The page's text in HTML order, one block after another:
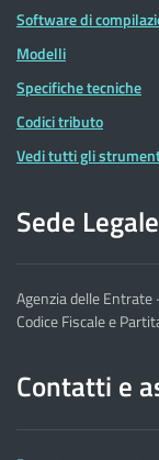
Software di
Modelli
Specifiche tecniche
Codici tributo
Vedi tutti gli
Sede Legale
Agenzia delle
Codice Fiscale e
Contatti e